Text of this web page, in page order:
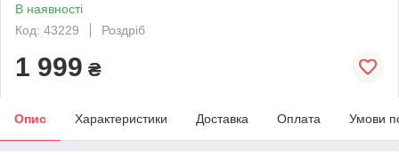
В наявності
Код: 43229
Роздріб
1 999 ₴
Опис Характеристики Доставка Оплата Умови